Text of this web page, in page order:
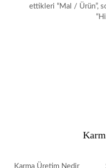
ettikleri “Mal / Ürün”,
Karma Üretim Nedir